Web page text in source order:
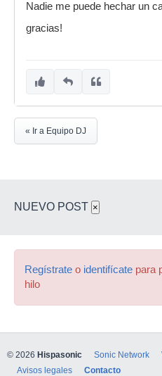
Nadie me puede hechar un
gracias!
« Ir a Equipo DJ
NUEVO POST ×
Regístrate o identifícate para
hilo
© 2026 Hispasonic Sonic Network
Avisos legales
Contacto